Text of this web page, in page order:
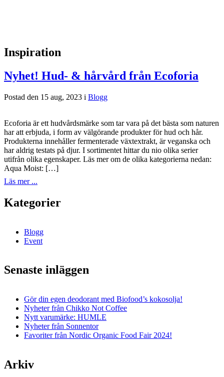
Inspiration
Nyhet! Hud- & hårvård från Ecoforia
Postad den 15 aug, 2023 i Blogg
Ecoforia är ett hudvårdsmärke som tar vara på det bästa som naturen
har att erbjuda, i form av välgörande produkter för hud och hår.
Produkterna innehåller fermenterade växtextrakt, är veganska och
har aldrig testats på djur. I sortimentet hittar du nio olika serier
utifrån olika egenskaper. Läs mer om de olika kategorierna nedan:
Aqua Moist: […]
Läs mer ...
Kategorier
Blogg
Event
Senaste inläggen
Gör din egen deodorant med Biofood’s kokosolja!
Nyheter från Chikko Not Coffee
Nytt varumärke: HUMLE
Nyheter från Sonnentor
Favoriter från Nordic Organic Food Fair 2024!
Arkiv